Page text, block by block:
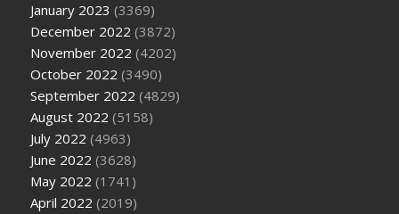
January 2023 (3369)
December 2022 (3872)
November 2022 (4202)
October 2022 (3490)
September 2022 (4829)
August 2022 (5158)
July 2022 (4963)
June 2022 (3628)
May 2022 (1741)
April 2022 (2019)